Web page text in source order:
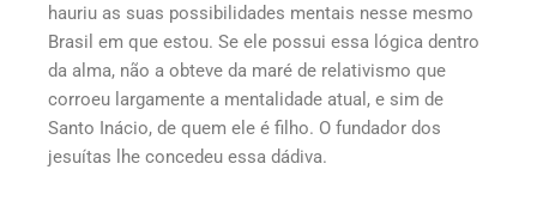
hauriu as suas possibilidades mentais nesse mesmo
Brasil em que estou. Se ele possui essa lógica dentro
da alma, não a obteve da maré de relativismo que
corroeu largamente a mentalidade atual, e sim de
Santo Inácio, de quem ele é filho. O fundador dos
jesuítas lhe concedeu essa dádiva.